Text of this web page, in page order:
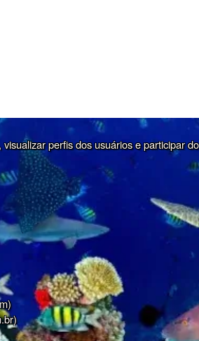
perfis dos usuários e participar